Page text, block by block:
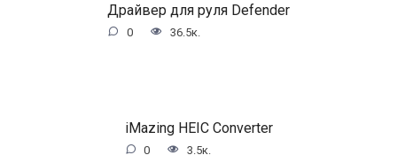
Драйвер для руля Defender
0 36.5к.
iMazing HEIC Converter
0 3.5к.